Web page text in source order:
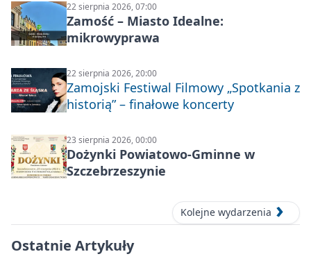
22 sierpnia 2026, 07:00
Zamość – Miasto Idealne:
mikrowyprawa
22 sierpnia 2026, 20:00
Zamojski Festiwal Filmowy „Spotkania z
historią” – finałowe koncerty
23 sierpnia 2026, 00:00
Dożynki Powiatowo-Gminne w
Szczebrzeszynie
Kolejne wydarzenia
Ostatnie Artykuły